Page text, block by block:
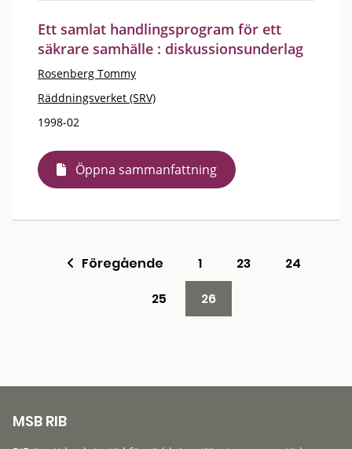
Ett samlat handlingsprogram för ett
säkrare samhälle : diskussionsunderlag
Rosenberg Tommy
Räddningsverket (SRV)
1998-02
Öppna sammanfattning
Föregående 1 23
24
25
26
MSB RIB